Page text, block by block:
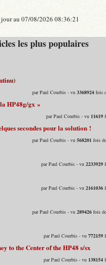
au 07/08/2026 08:36:21
les plus populaires
par Paul Courbis - vu3368924 fois
HP48g/gx »
par Paul Courbis - vu 11619
secondes pour la solution !
par Paul Courbis - vu568201 fois
par Paul Courbis - vu2233929
par Paul Courbis - vu2161036
par Paul Courbis - vu289426 fois
par Paul Courbis - vu772159
to the Center of the HP48 s/sx
par Paul Courbis - vu 138154